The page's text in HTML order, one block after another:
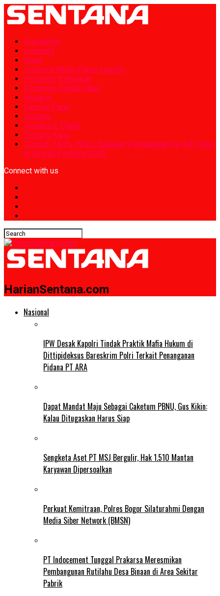
Disclaimer
e-paper2
home
Jokowi’s White Paper Launch
Pedoman Kebijakan
Pedoman Media Siber
Redaksi
Sample Page
sentana
Sentana E-Paper
Tentang Kami
Tumbuh 74,6%, NCKL Bukukan Pendapatan Rp 4,8 Triliun
di Kuartal Pertama 2023
Connect with us
HarianSentana.com
Nasional
IPW Desak Kapolri Tindak Praktik Mafia Hukum di
Dittipideksus Bareskrim Polri Terkait Penanganan
Pidana PT ARA
Dapat Mandat Maju Sebagai Caketum PBNU, Gus Kikin:
Kalau Ditugaskan Harus Siap
Sengketa Aset PT MSJ Bergulir, Hak 1.510 Mantan
Karyawan Dipersoalkan
Perkuat Kemitraan, Polres Bogor Silaturahmi Dengan
Media Siber Network (BMSN)
PT Indocement Tunggal Prakarsa Meresmikan
Pembangunan Rutilahu Desa Binaan di Area Sekitar
Pabrik